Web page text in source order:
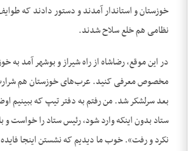
نظامی هم خلع سلاح شدند.
در این موقع، رضاشاه از راه شیراز و بوشهر آمد به
مخصوص معرفی کنید. عرب‌های خوزستان هم
بعد سرلشکر شد. من رفتم به دفتر تیپ که ببینیم
ستاد بدون اینکه وارد شود، رئیس ستاد را
نکرد و رفت». خوب ما دیدیم که نشستن اینجا فایده